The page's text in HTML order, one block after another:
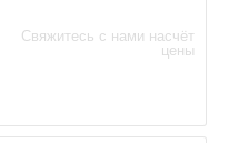
Свяжитесь с нами насчёт
цены